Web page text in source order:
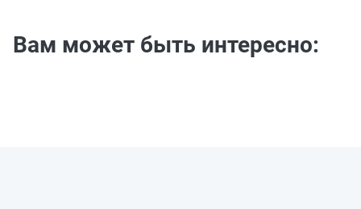
Вам может быть интересно: